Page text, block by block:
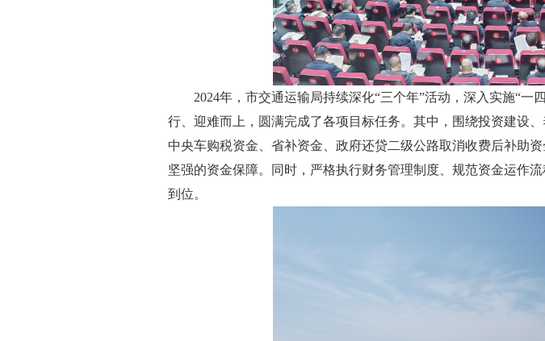
2024年，市交通运输局持续深化“三个年”活动，深入实施“
行、迎难而上，圆满完成了各项目标任务。其中，围绕投资建设
中央车购税资金、省补资金、政府还贷二级公路取消收费后补助
坚强的资金保障。同时，严格执行财务管理制度、规范资金运作
到位。